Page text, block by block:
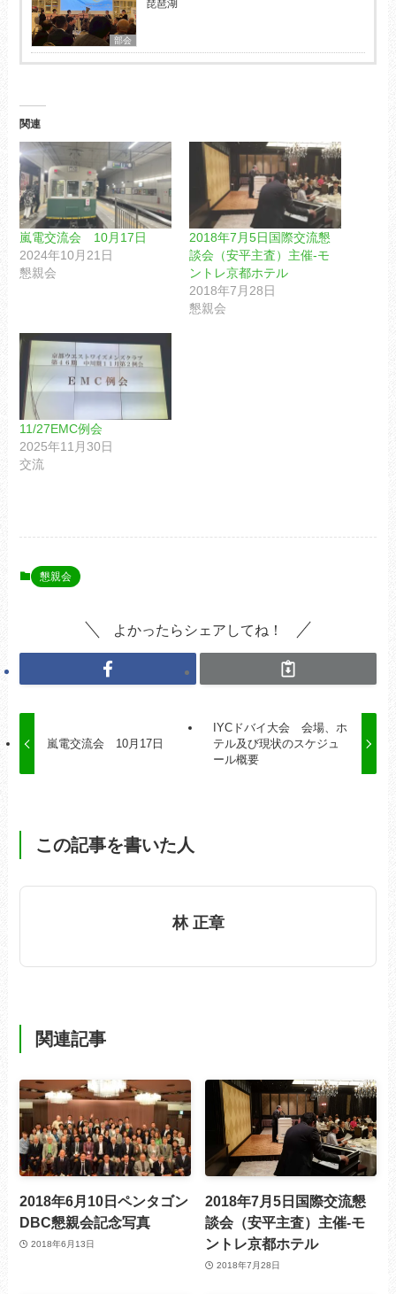
部会
琵琶湖
関連
嵐電交流会 10月17日
2024年10月21日
懇親会
2018年7月5日国際交流懇
談会（安平主査）主催-モ
ントレ京都ホテル
2018年7月28日
懇親会
11/27EMC例会
2025年11月30日
交流
懇親会
よかったらシェアしてね！
嵐電交流会 10月17日
IYCドバイ大会 会場、ホ
テル及び現状のスケジュ
ール概要
この記事を書いた人
林 正章
関連記事
2018年6月10日ペンタゴン
DBC懇親会記念写真
2018年6月13日
2018年7月5日国際交流懇
談会（安平主査）主催-モ
ントレ京都ホテル
2018年7月28日